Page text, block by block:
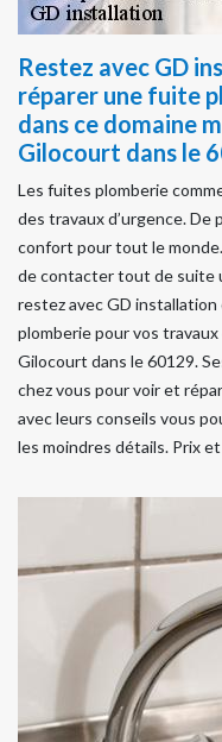
Restez avec GD
réparer une fuite
dans ce domaine
Gilocourt dans le
Les fuites plomberie
des travaux d’urgence. De
confort pour tout le monde.
de contacter tout de suite
restez avec GD
plomberie pour vos
Gilocourt dans le 60129.
chez vous pour voir et
avec leurs conseils vous
les moindres détails. Prix